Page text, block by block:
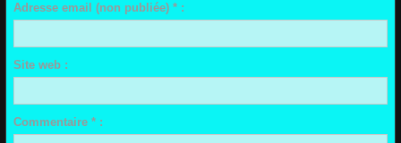
Adresse email (non publiée) * :
Site web :
Commentaire * :